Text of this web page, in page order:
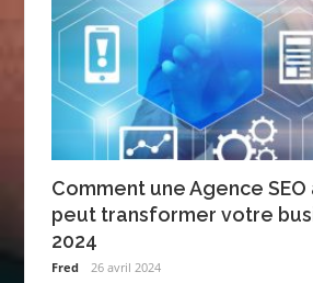
Comment une Agence
peut transformer votre
2024
Fred 26 avril 2024